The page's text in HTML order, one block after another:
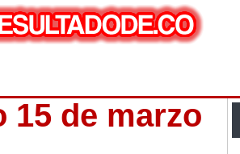
15 de marzo